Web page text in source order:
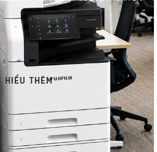
HIỂU THÊM